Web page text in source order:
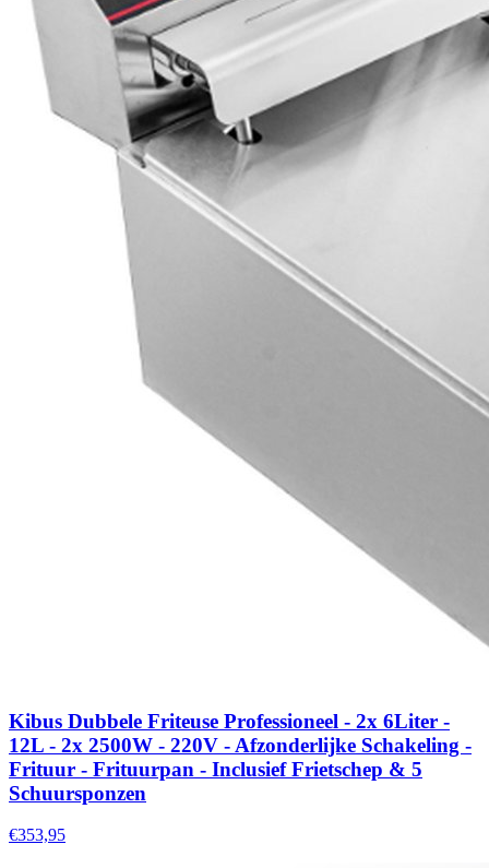
Kibus Dubbele Friteuse Professioneel - 2x 6Liter -
12L - 2x 2500W - 220V - Afzonderlijke Schakeling -
Frituur - Frituurpan - Inclusief Frietschep & 5
Schuursponzen
€353,95